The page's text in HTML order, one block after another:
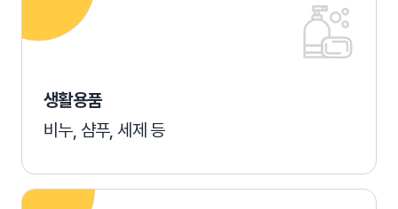
생활용품
비누, 샴푸, 세제 등